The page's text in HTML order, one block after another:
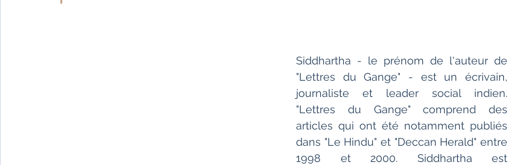
Contes
Siddhartha - le prénom de l'auteur de
"Lettres du Gange" - est un écrivain,
journaliste et leader social indien.
"Lettres du Gange" comprend des
articles qui ont été notamment publiés
dans "Le Hindu" et "Deccan Herald" entre
1998 et 2000. Siddhartha est